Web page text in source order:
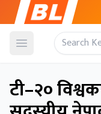
Open menu
टी–२०